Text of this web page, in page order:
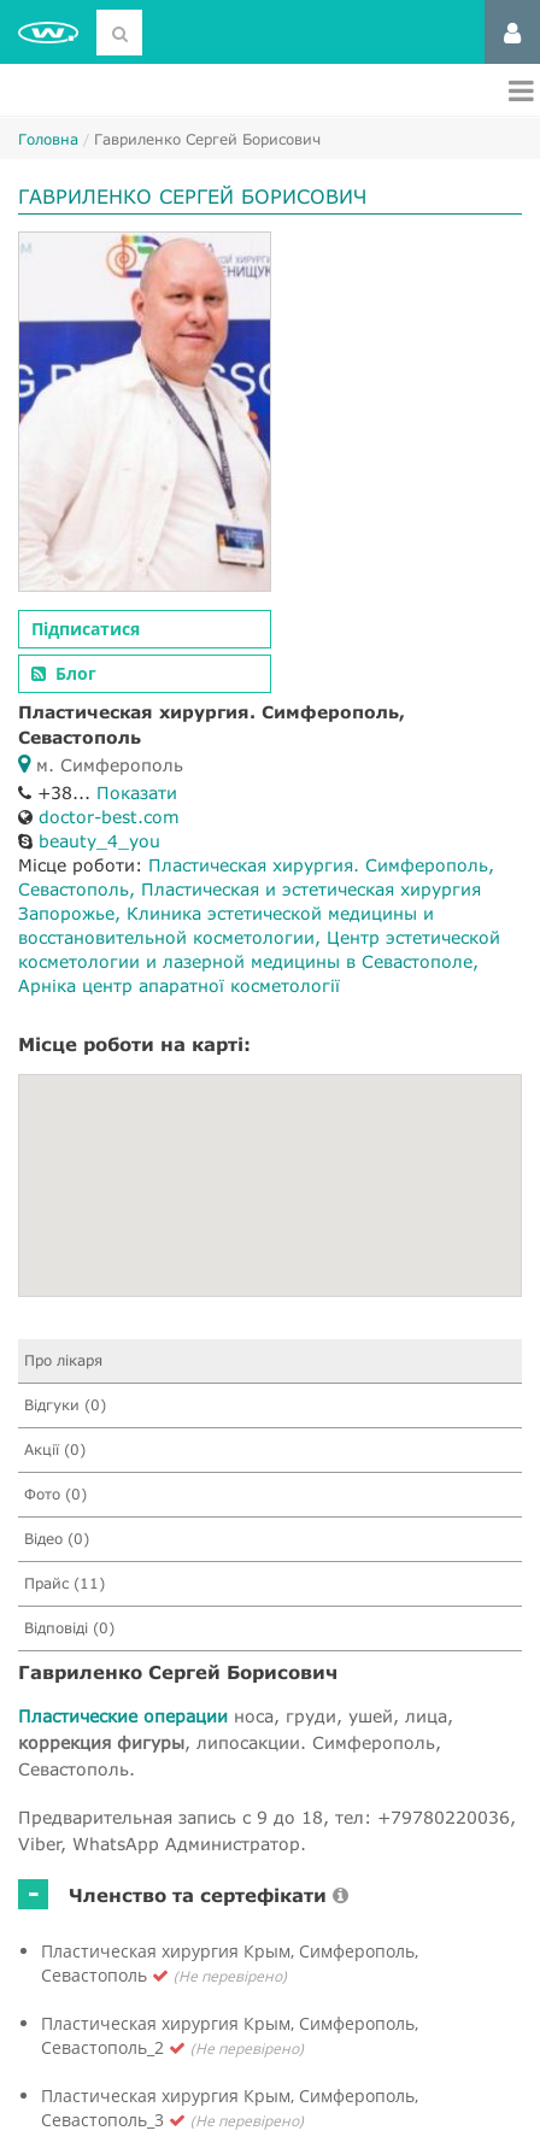
Головна Гавриленко Сергей Борисович
ГАВРИЛЕНКО СЕРГЕЙ БОРИСОВИЧ
Підписатися
Блог
Пластическая хирургия. Симферополь,
Севастополь
м. Симферополь
+38... Показати
doctor-best.com
beauty_4_you
Місце роботи: Пластическая хирургия. Симферополь,
Севастополь
Пластическая и эстетическая хирургия
Запорожье
Клиника эстетической медицины и
восстановительной косметологии
Центр эстетической
косметологии и лазерной медицины в Севастополе
Арніка центр апаратної косметології
Місце роботи на карті:
Про лікаря
Відгуки (0)
Акції (0)
Фото (0)
Відео (0)
Прайс (11)
Відповіді (0)
Гавриленко Сергей Борисович
Пластические операции носа, груди, ушей, лица,
коррекция фигуры, липосакции. Симферополь,
Севастополь.
Предварительная запись с 9 до 18, тел: +79780220036,
Viber, WhatsApp Администратор.
- Членство та сертефікати
Пластическая хирургия Крым, Симферополь,
Севастополь
(Не перевірено)
Пластическая хирургия Крым, Симферополь,
Севастополь_2
(Не перевірено)
Пластическая хирургия Крым, Симферополь,
Севастополь_3
(Не перевірено)